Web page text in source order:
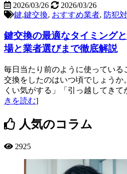
2026/03/26
2026/03/26
鍵,鍵交換, おすすめ業者, 防犯
鍵交換の最適なタイミング
場と業者選びまで徹底解説
毎日当たり前のように使っている
交換をしたのはいつ頃でしょうか
くい気がする」「引っ越してき
きを読む]
人気のコラム
2925